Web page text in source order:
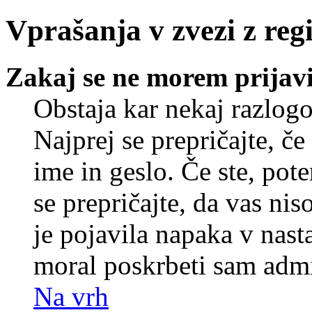
Vprašanja v zvezi z
Zakaj se ne morem
Obstaja kar nekaj
Najprej se prepričajte,
ime in geslo. Če ste,
se prepričajte, da vas
je pojavila napaka v
moral poskrbeti sam
Na vrh